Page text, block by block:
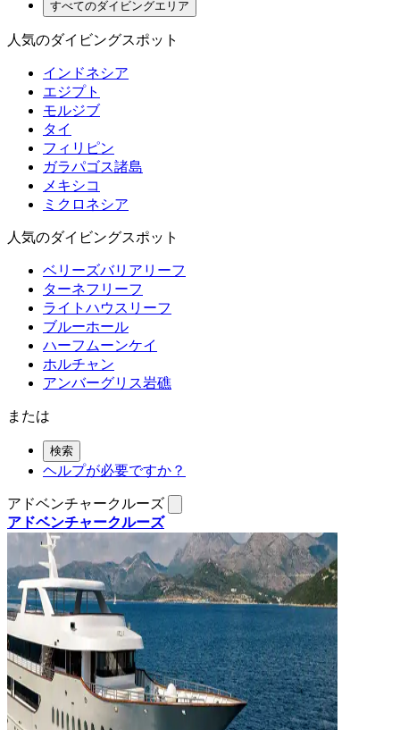
すべてのダイビングエリア
人気のダイビングスポット
インドネシア
エジプト
モルジブ
タイ
フィリピン
ガラパゴス諸島
メキシコ
ミクロネシア
人気のダイビングスポット
ベリーズバリアリーフ
ターネフリーフ
ライトハウスリーフ
ブルーホール
ハーフムーンケイ
ホルチャン
アンバーグリス岩礁
または
検索
ヘルプが必要ですか？
アドベンチャークルーズ
アドベンチャークルーズ